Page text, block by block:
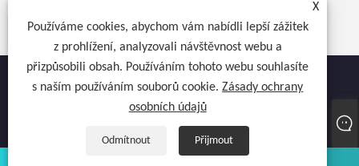
Předložit
X
Používáme cookies, abychom vám nabídli lepší zážitek
z prohlížení, analyzovali návštěvnost webu a
přizpůsobili obsah. Používáním tohoto webu souhlasíte
s naším používáním souborů cookie.Zásady ochrany
osobních údajů
Odmítnout
Přijmout
Copyright © 2022 Atocnail Industry Co., omezená - Vysoušeč nehtů,
Vysoušeč gelu, Lampa na nehty - Všechna práva vyhrazena.